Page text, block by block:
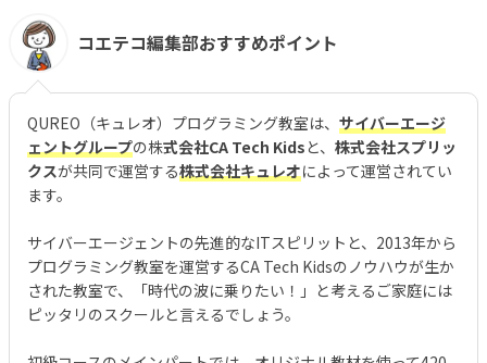
コエテコ編集部おすすめポイント
QUREO（キュレオ）プログラミング教室は、 サイバーエージ
ェントグループの株式会社CA Tech Kids と、 株式会社スプリッ
クスが共同で運営する株式会社キュレオによって運営されてい
ます。
サイバーエージェントの先進的なITスピリットと、2013年から
プログラミング教室を運営するCA Tech Kidsのノウハウが生か
された教室で、「時代の波に乗りたい！」と考えるご家庭には
ピッタリのスクールと言えるでしょう。